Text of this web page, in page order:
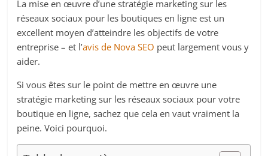
La mise en œuvre d’une stratégie marketing sur les
réseaux sociaux pour les boutiques en ligne est un
excellent moyen d’atteindre les objectifs de votre
entreprise – et l’avis de Nova SEO peut largement vous y
aider.
Si vous êtes sur le point de mettre en œuvre une
stratégie marketing sur les réseaux sociaux pour votre
boutique en ligne, sachez que cela en vaut vraiment la
peine. Voici pourquoi.